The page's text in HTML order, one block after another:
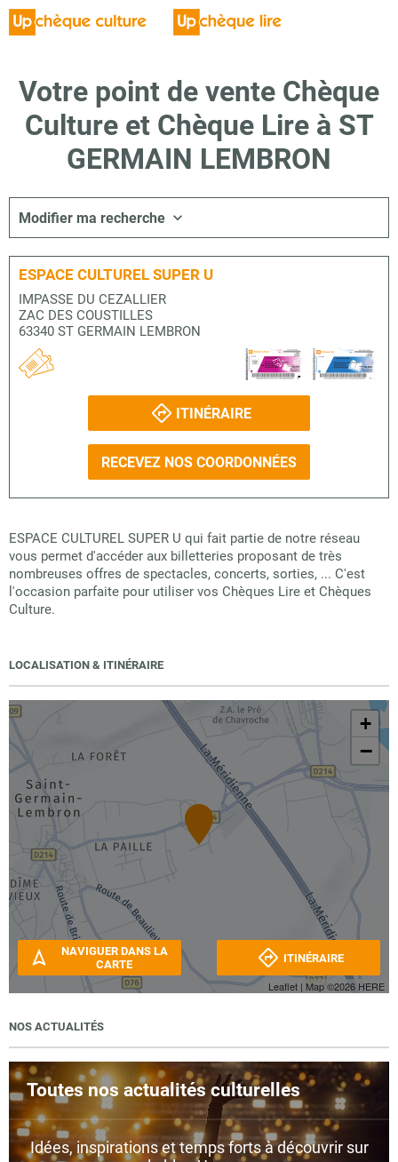
Votre point de vente Chèque
Culture et Chèque Lire à ST
GERMAIN LEMBRON
Modifier ma recherche
ESPACE CULTUREL SUPER U
IMPASSE DU CEZALLIER
ZAC DES COUSTILLES
63340 ST GERMAIN LEMBRON
ITINÉRAIRE
RECEVEZ NOS COORDONNÉES
ESPACE CULTUREL SUPER U qui fait partie de notre réseau
vous permet d'accéder aux billetteries proposant de très
nombreuses offres de spectacles, concerts, sorties, ... C'est
l'occasion parfaite pour utiliser vos Chèques Lire et Chèques
Culture.
LOCALISATION & ITINÉRAIRE
+
−
Leaflet | Map ©2026 HERE
NAVIGUER DANS LA
CARTE
ITINÉRAIRE
NOS ACTUALITÉS
Toutes nos actualités culturelles
Idées, inspirations et temps forts à découvrir sur